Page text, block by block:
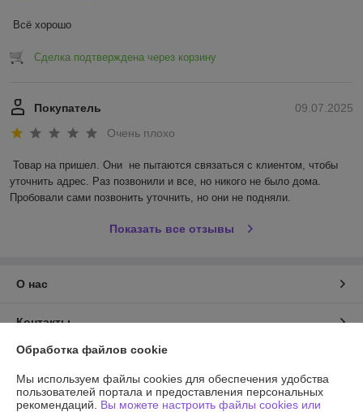
Всё хорошо
Сделка подтверждена через корзину
09.07.2025
Покупатель
Очень плохо
Товар на пришел. Они  не пытаются связаться с клиентом, чтобы
уточнить адрес. Раз позвонили и все, но никого не было дома.
Пробовали сами позвонить уточнить, но они не подняли.
Показать все отзывы
О нас
Контакты
Доставка и оплата
График работы
Обработка файлов cookie
Мы используем файлы cookies для обеспечения удобства
пользователей портала и предоставления персональных
рекомендаций. Вы можете настроить файлы cookies или